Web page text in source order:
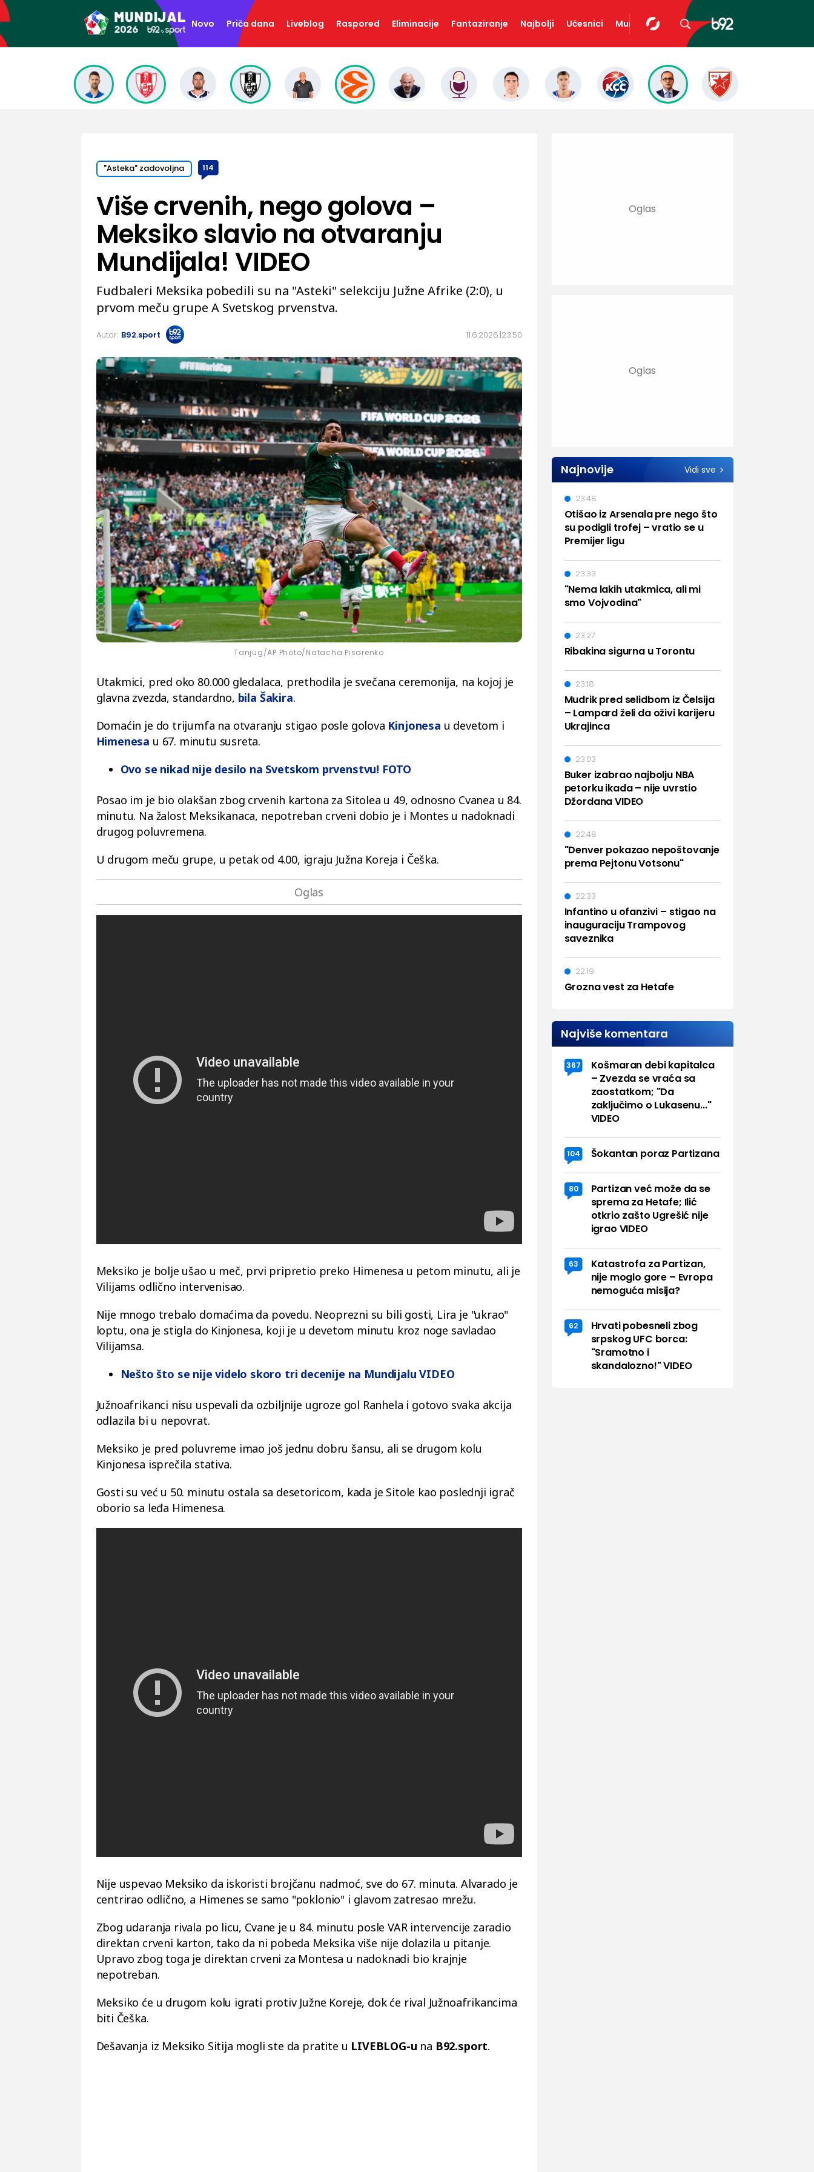
Novo Priča dana Liveblog Raspored Eliminacije Fantaziranje Najbolji Učesnici Mundopedija
"Asteka" zadovoljna 114
11.6.2026. 23:50
Više crvenih, nego golova –
Meksiko slavio na otvaranju
Mundijala! VIDEO
Fudbaleri Meksika pobedili su na "Asteki" selekciju Južne Afrike (2:0), u
prvom meču grupe A Svetskog prvenstva.
Autor: B92.sport
Tanjug/AP Photo/Natacha Pisarenko
Utakmici, pred oko 80.000 gledalaca, prethodila je svečana ceremonija, na kojoj je
glavna zvezda, standardno, bila Šakira.
Domaćin je do trijumfa na otvaranju stigao posle golova Kinjonesa u devetom i
Himenesa u 67. minutu susreta.
Ovo se nikad nije desilo na Svetskom prvenstvu! FOTO
Posao im je bio olakšan zbog crvenih kartona za Sitolea u 49, odnosno Cvanea u 84.
minutu. Na žalost Meksikanaca, nepotreban crveni dobio je i Montes u nadoknadi
drugog poluvremena.
U drugom meču grupe, u petak od 4.00, igraju Južna Koreja i Češka.
Meksiko je bolje ušao u meč, prvi pripretio preko Himenesa u petom minutu, ali je
Vilijams odlično intervenisao.
Nije mnogo trebalo domaćima da povedu. Neoprezni su bili gosti, Lira je "ukrao"
loptu, ona je stigla do Kinjonesa, koji je u devetom minutu kroz noge savladao
Vilijamsa.
Nešto što se nije videlo skoro tri decenije na Mundijalu VIDEO
Južnoafrikanci nisu uspevali da ozbiljnije ugroze gol Ranhela i gotovo svaka akcija
odlazila bi u nepovrat.
Meksiko je pred poluvreme imao još jednu dobru šansu, ali se drugom kolu
Kinjonesa isprečila stativa.
Gosti su već u 50. minutu ostala sa desetoricom, kada je Sitole kao poslednji igrač
oborio sa leđa Himenesa.
Nije uspevao Meksiko da iskoristi brojčanu nadmoć, sve do 67. minuta. Alvarado je
centrirao odlično, a Himenes se samo "poklonio" i glavom zatresao mrežu.
Zbog udaranja rivala po licu, Cvane je u 84. minutu posle VAR intervencije zaradio
direktan crveni karton, tako da ni pobeda Meksika više nije dolazila u pitanje.
Upravo zbog toga je direktan crveni za Montesa u nadoknadi bio krajnje
nepotreban.
Meksiko će u drugom kolu igrati protiv Južne Koreje, dok će rival Južnoafrikancima
biti Češka.
Dešavanja iz Meksiko Sitija mogli ste da pratite u LIVEBLOG-u na B92.sport.
Najnovije Vidi sve
Otišao iz Arsenala pre nego što
su podigli trofej – vratio se u
Premijer ligu
23:48
"Nema lakih utakmica, ali mi
smo Vojvodina"
23:33
Ribakina sigurna u Torontu
23:27
Mudrik pred selidbom iz Čelsija
– Lampard želi da oživi karijeru
Ukrajinca
23:18
Buker izabrao najbolju NBA
petorku ikada – nije uvrstio
Džordana VIDEO
23:03
"Denver pokazao nepoštovanje
prema Pejtonu Votsonu"
22:48
Infantino u ofanzivi – stigao na
inauguraciju Trampovog
saveznika
22:33
Grozna vest za Hetafe
22:19
Najviše komentara
367
Košmaran debi kapitalca
– Zvezda se vraća sa
zaostatkom; "Da
zaključimo o Lukasenu..."
VIDEO
104 Šokantan poraz Partizana
80
Partizan već može da se
sprema za Hetafe; Ilić
otkrio zašto Ugrešić nije
igrao VIDEO
63
Katastrofa za Partizan,
nije moglo gore – Evropa
nemoguća misija?
62
Hrvati pobesneli zbog
srpskog UFC borca:
"Sramotno i
skandalozno!" VIDEO